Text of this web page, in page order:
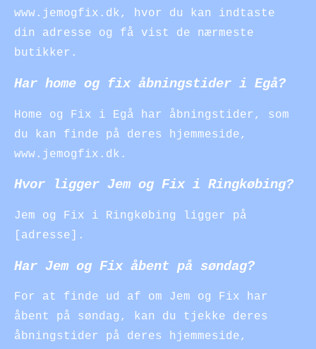
www.jemogfix.dk, hvor du kan indtaste
din adresse og få vist de nærmeste
butikker.
Har home og fix åbningstider i Egå?
Home og Fix i Egå har åbningstider, som
du kan finde på deres hjemmeside,
www.jemogfix.dk.
Hvor ligger Jem og Fix i Ringkøbing?
Jem og Fix i Ringkøbing ligger på
[adresse].
Har Jem og Fix åbent på søndag?
For at finde ud af om Jem og Fix har
åbent på søndag, kan du tjekke deres
åbningstider på deres hjemmeside,